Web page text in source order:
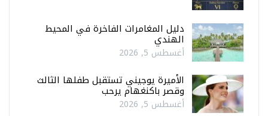
دليل المغامرات الفاخرة في المحيط
الهندي
أغسطس 5, 2026
الأميرة يوجيني تستقبل طفلها الثالث
وقصر باكنغهام يرحب
أغسطس 5, 2026